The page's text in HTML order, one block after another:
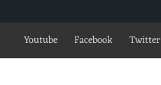
Youtube Facebook Twitter